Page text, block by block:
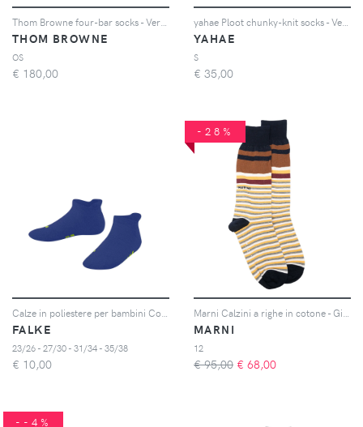
THOM BROWNE
OS
€ 180,00
YAHAE
S
€ 35,00
FALKE
23/26 - 27/30 - 31/34 - 35/38
€ 10,00
-28%
MARNI
12
€ 95,00 € 68,00
--4%